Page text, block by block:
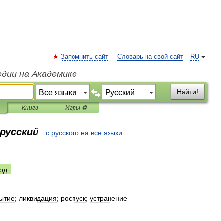
RU
Запомнить сайт Словарь на свой сайт
на Академике
Найти!
Книги Игры ⚽
с русского на все языки
; ликвидация; роспуск; устранение